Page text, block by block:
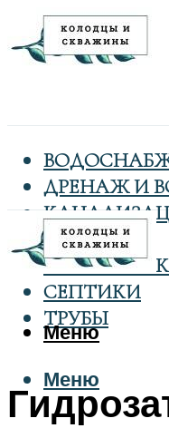
ДРЕНАЖ И
КОЛОДЦЫ
СЕПТИКИ
ТРУБЫ
Меню
Меню